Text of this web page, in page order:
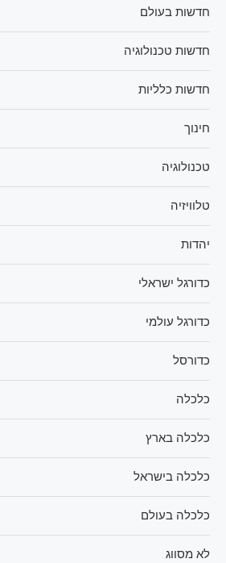
חדשות בעולם
חדשות טכנולוגיה
חדשות כלליות
חינוך
טכנולוגיה
טלוויזיה
יהדות
כדורגל ישראלי
כדורגל עולמי
כדורסל
כלכלה
כלכלה בארץ
כלכלה בישראל
כלכלה בעולם
לא מסווג